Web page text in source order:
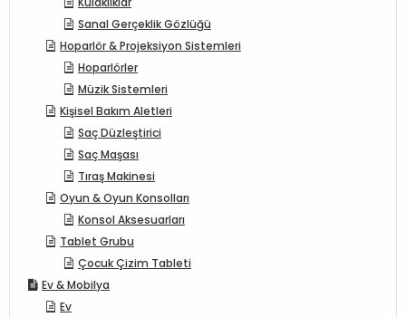
Sanal Gerçeklik Gözlüğü
Hoparlör & Projeksiyon Sistemleri
Hoparlörler
Müzik Sistemleri
Kişisel Bakım Aletleri
Saç Düzleştirici
Saç Maşası
Tıraş Makinesi
Oyun & Oyun Konsolları
Konsol Aksesuarları
Tablet Grubu
Çocuk Çizim Tableti
Ev & Mobilya
Ev